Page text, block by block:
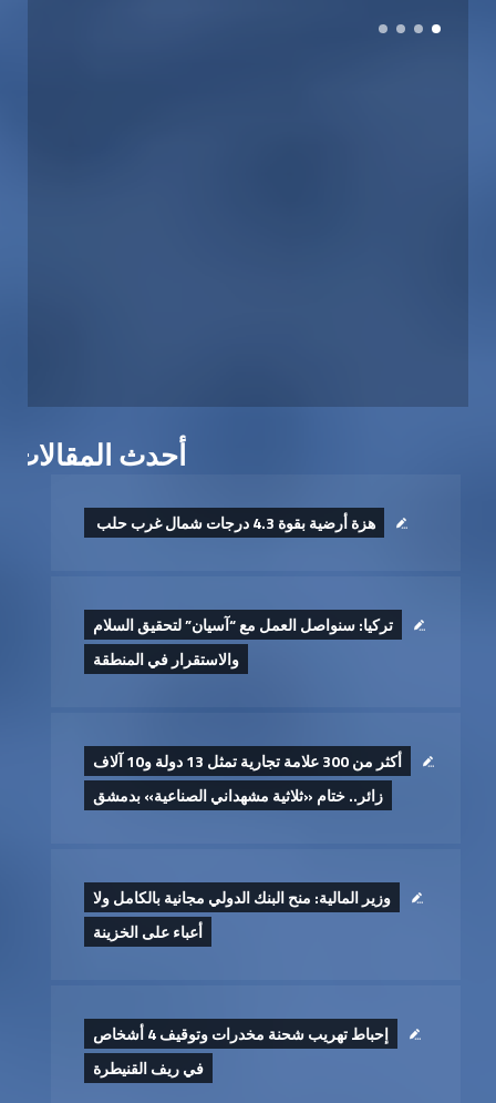
أحدث المقالات
هزة أرضية بقوة 4.3 درجات شمال غرب حلب ‏
تركيا: سنواصل العمل مع “آسيان” لتحقيق السلام
والاستقرار في المنطقة
أكثر من 300 علامة تجارية تمثل 13 دولة و10 آلاف
زائر.. ختام «ثلاثية مشهداني الصناعية» بدمشق
وزير المالية: منح البنك الدولي مجانية بالكامل ولا
أعباء على الخزينة
إحباط تهريب شحنة مخدرات وتوقيف 4 أشخاص
في ريف القنيطرة